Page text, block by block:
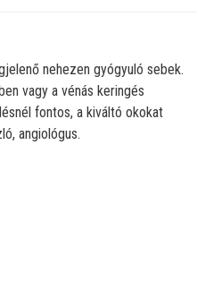
nehezen gyógyuló sebek.
vagy a vénás keringés
fontos, a kiváltó okokat
angiológus.